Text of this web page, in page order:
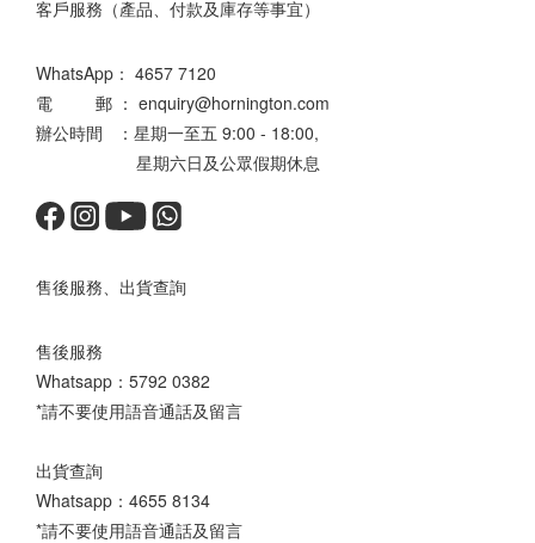
客戶服務（產品、付款及庫存等事宜）
WhatsApp： 4657 7120
電 郵 ： enquiry@hornington.com
辦公時間 ：星期一至五 9:00 - 18:00,
星期六日及公眾假期休息
售後服務、出貨查詢
售後服務
Whatsapp： 5792 0382
*請不要使用語音通話及留言
出貨查詢
Whatsapp： 4655 8134
*請不要使用語音通話及留言